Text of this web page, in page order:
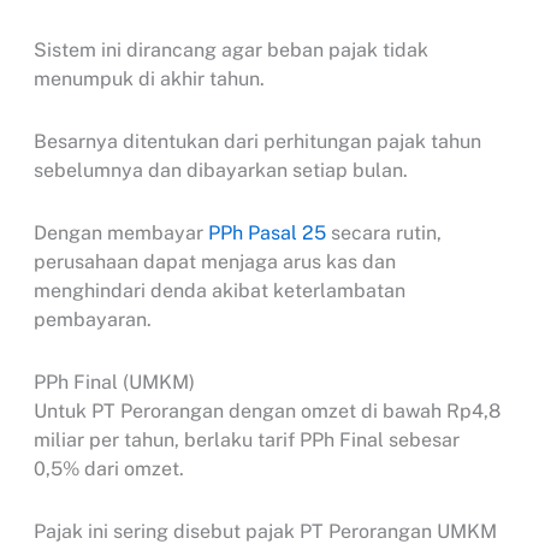
Sistem ini dirancang agar beban pajak tidak
menumpuk di akhir tahun.
Besarnya ditentukan dari perhitungan pajak tahun
sebelumnya dan dibayarkan setiap bulan.
Dengan membayar PPh Pasal 25secara rutin,
perusahaan dapat menjaga arus kas dan
menghindari denda akibat keterlambatan
pembayaran.
PPh Final (UMKM)
Untuk PT Perorangan dengan omzet di bawah Rp4,8
miliar per tahun, berlaku tarif PPh Final sebesar
0,5% dari omzet.
Pajak ini sering disebut pajak PT Perorangan UMKM